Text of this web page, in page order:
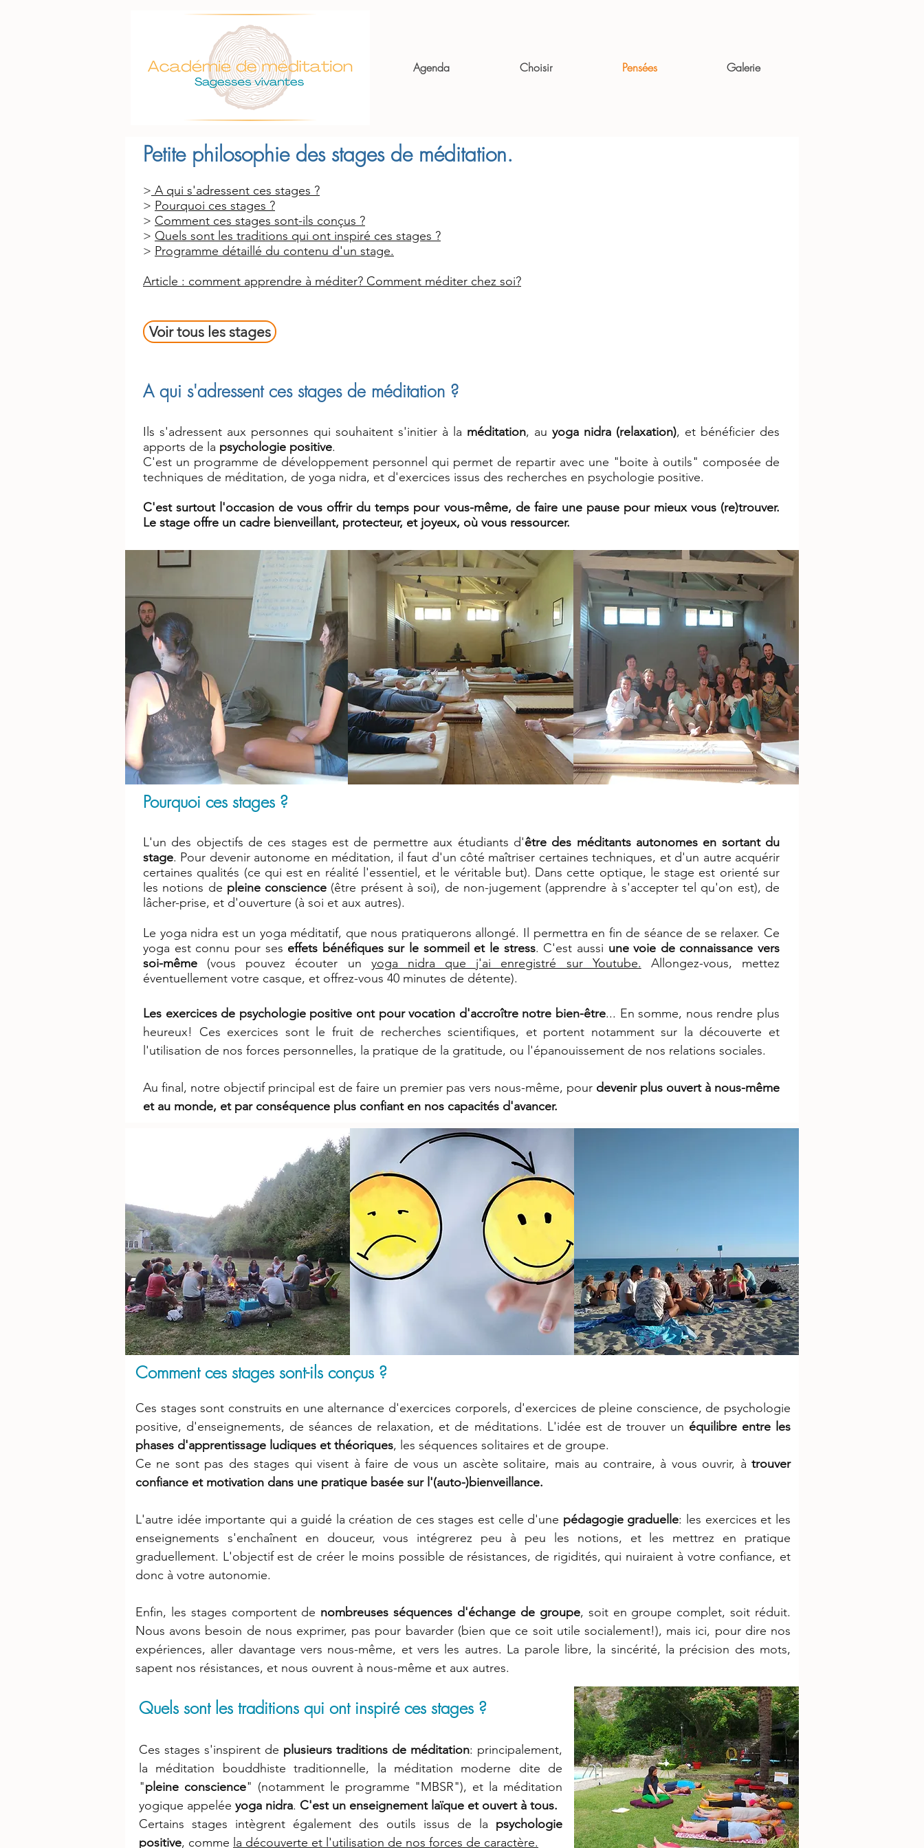
Agenda Choisir Pensées Galerie
Petite philosophie des stages de méditation.
> A qui s'adressent ces stages ?
> Pourquoi ces stages ?
> Comment ces stages sont-ils conçus ?
> Quels sont les traditions qui ont inspiré ces stages ?
> Programme détaillé du contenu d'un stage.
Article : comment apprendre à méditer? Comment méditer chez soi?
A qui s'adressent ces stages de méditation ?
Ils s'adressent aux personnes qui souhaitent s'initier à la méditation, au yoga nidra (relaxation), et bénéficier des
apports de la psychologie positive.
C'est un programme de développement personnel qui permet de repartir avec une "boite à outils" composée de
techniques de méditation, de yoga nidra, et d'exercices issus des recherches en psychologie positive.
C'est surtout l'occasion de vous offrir du temps pour vous-même, de faire une pause pour mieux vous (re)trouver.
Le stage offre un cadre bienveillant, protecteur, et joyeux, où vous ressourcer.
Voir tous les stages
Pourquoi ces stages ?
L'un des objectifs de ces stages est de permettre aux étudiants d'être des méditants autonomes en sortant du
stage. Pour devenir autonome en méditation, il faut d'un côté maîtriser certaines techniques, et d'un autre acquérir
certaines qualités (ce qui est en réalité l'essentiel, et le véritable but). Dans cette optique, le stage est orienté sur
les notions de pleine conscience (être présent à soi), de non-jugement (apprendre à s'accepter tel qu'on est), de
lâcher-prise, et d'ouverture (à soi et aux autres).
Le yoga nidra est un yoga méditatif, que nous pratiquerons allongé. Il permettra en fin de séance de se relaxer. Ce
yoga est connu pour ses effets bénéfiques sur le sommeil et le stress. C'est aussi une voie de connaissance vers
soi-même (vous pouvez écouter un yoga nidra que j'ai enregistré sur Youtube. Allongez-vous, mettez
éventuellement votre casque, et offrez-vous 40 minutes de détente).
Les exercices de psychologie positive ont pour vocation d'accroître notre bien-être... En somme, nous rendre plus
heureux! Ces exercices sont le fruit de recherches scientifiques, et portent notamment sur la découverte et
l'utilisation de nos forces personnelles, la pratique de la gratitude, ou l'épanouissement de nos relations sociales.
Au final, notre objectif principal est de faire un premier pas vers nous-même, pour devenir plus ouvert à nous-même
et au monde, et par conséquence plus confiant en nos capacités d'avancer.
Comment ces stages sont-ils conçus ?
Ces stages sont construits en une alternance d'exercices corporels, d'exercices de pleine conscience, de psychologie
positive, d'enseignements, de séances de relaxation, et de méditations. L'idée est de trouver un équilibre entre les
phases d'apprentissage ludiques et théoriques, les séquences solitaires et de groupe.
Ce ne sont pas des stages qui visent à faire de vous un ascète solitaire, mais au contraire, à vous ouvrir, à trouver
confiance et motivation dans une pratique basée sur l'(auto-)bienveillance.
L'autre idée importante qui a guidé la création de ces stages est celle d'une pédagogie graduelle: les exercices et les
enseignements s'enchaînent en douceur, vous intégrerez peu à peu les notions, et les mettrez en pratique
graduellement. L'objectif est de créer le moins possible de résistances, de rigidités, qui nuiraient à votre confiance, et
donc à votre autonomie.
Enfin, les stages comportent de nombreuses séquences d'échange de groupe, soit en groupe complet, soit réduit.
Nous avons besoin de nous exprimer, pas pour bavarder (bien que ce soit utile socialement!), mais ici, pour dire nos
expériences, aller davantage vers nous-même, et vers les autres. La parole libre, la sincérité, la précision des mots,
sapent nos résistances, et nous ouvrent à nous-même et aux autres.
Quels sont les traditions qui ont inspiré ces stages ?
Ces stages s'inspirent de plusieurs traditions de méditation: principalement,
la méditation bouddhiste traditionnelle, la méditation moderne dite de
"pleine conscience" (notamment le programme "MBSR"), et la méditation
yogique appelée yoga nidra. C'est un enseignement laïque et ouvert à tous.
Certains stages intègrent également des outils issus de la psychologie
positive, comme la découverte et l'utilisation de nos forces de caractère.